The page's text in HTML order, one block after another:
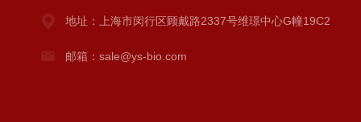
地址：上海市闵行区顾戴路2337号维璟中心G幢19C2
邮箱：sale@ys-bio.com